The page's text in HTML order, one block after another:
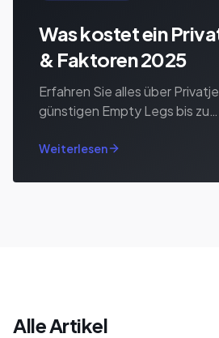
Was kostet ein
& Faktoren 2025
Erfahren Sie alles über
günstigen Empty Legs bis zu
Spartipps.
Weiterlesen
Alle Artikel